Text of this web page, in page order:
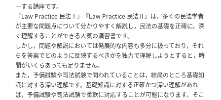
ーする講座です。
『Law Practice 民法Ⅰ』『Law Practice 民法Ⅱ』は，多くの民法学者
が主要な問題点について分かりやすく解説し，民法の基礎を正確に，深
く理解することができる人気の演習書です。
しかし，問題や解説においては発展的な内容も多分に扱っており，それ
らを答案でどのように反映するべきかを独力で理解しようとすると，時
間がいくらあっても足りません。
また，予備試験や司法試験で問われていることは，結局のところ基礎知
識に対する深い理解です。基礎知識に対する正確かつ深い理解があれ
ば，予備試験や司法試験で柔軟に対応することが可能になります。そこ